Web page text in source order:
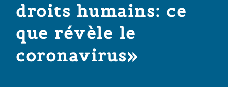
droits humains: ce
que révèle le
coronavirus»